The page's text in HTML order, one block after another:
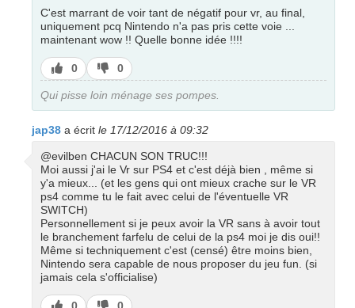
C'est marrant de voir tant de négatif pour vr, au final,
uniquement pcq Nintendo n'a pas pris cette voie ...
maintenant wow !! Quelle bonne idée !!!!
J’aime
0
J’aime
pas
0
Qui pisse loin ménage ses pompes.
jap38 a écrit le 17/12/2016 à 09:32
@evilben CHACUN SON TRUC!!!
Moi aussi j'ai le Vr sur PS4 et c'est déjà bien , même si
y'a mieux... (et les gens qui ont mieux crache sur le VR
ps4 comme tu le fait avec celui de l'éventuelle VR
SWITCH)
Personnellement si je peux avoir la VR sans à avoir tout
le branchement farfelu de celui de la ps4 moi je dis oui!!
Même si techniquement c'est (censé) être moins bien,
Nintendo sera capable de nous proposer du jeu fun. (si
jamais cela s'officialise)
J’aime
0 J’aime
0